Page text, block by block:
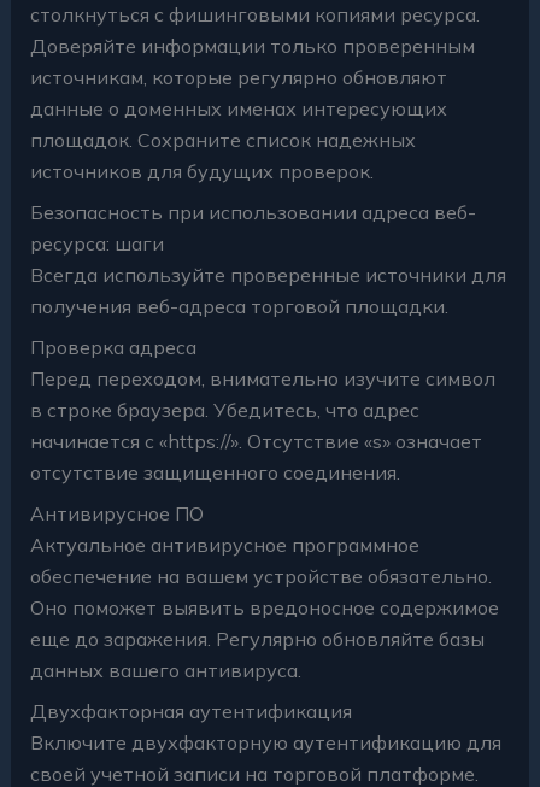
столкнуться с фишинговыми копиями ресурса.
Доверяйте информации только проверенным
источникам, которые регулярно обновляют
данные о доменных именах интересующих
площадок. Сохраните список надежных
источников для будущих проверок.
Безопасность при использовании адреса веб-
ресурса: шаги
Всегда используйте проверенные источники для
получения веб-адреса торговой площадки.
Проверка адреса
Перед переходом, внимательно изучите символ
в строке браузера. Убедитесь, что адрес
начинается с «https://». Отсутствие «s» означает
отсутствие защищенного соединения.
Антивирусное ПО
Актуальное антивирусное программное
обеспечение на вашем устройстве обязательно.
Оно поможет выявить вредоносное содержимое
еще до заражения. Регулярно обновляйте базы
данных вашего антивируса.
Двухфакторная аутентификация
Включите двухфакторную аутентификацию для
своей учетной записи на торговой платформе.